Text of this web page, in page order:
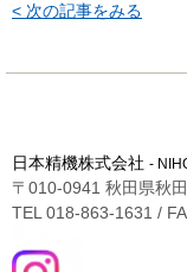
< 次の記事をみる
日本精機株式会社 -
〒010-0941 秋田県秋
TEL 018-863-1631 /